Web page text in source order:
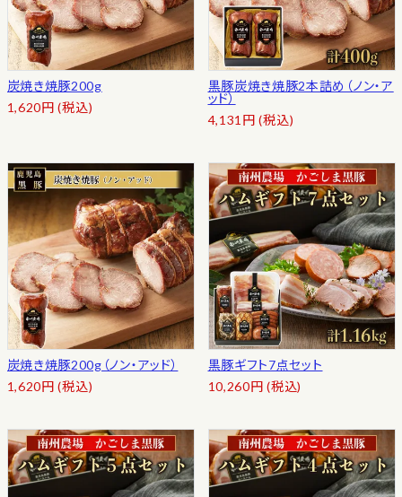
炭焼き焼豚200g
1,620円(税込)
黒豚炭焼き焼豚2本詰め（ノン・ア
ッド）
4,131 円(税込)
炭焼き焼豚200g（ノン・アッド）
1,620円(税込)
黒豚ギフト7点セット
10,260円(税込)